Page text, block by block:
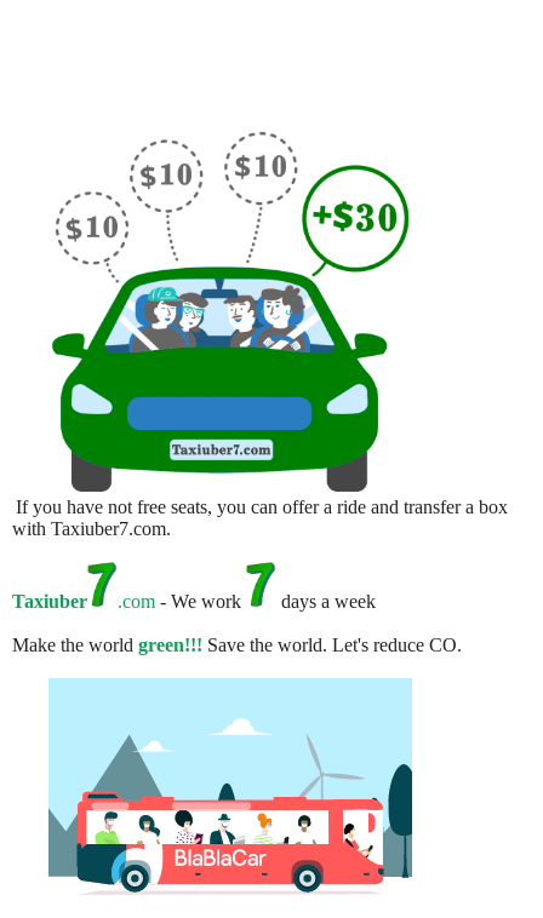
If you have not free seats, you can offer a ride and transfer a box
with Taxiuber7.com.
Taxiuber .com - We work days a week
Make the world green!!! Save the world. Let's reduce CO.